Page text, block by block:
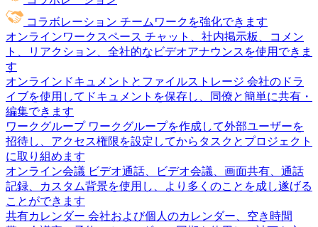
コラボレーション チームワークを強化できます
オンラインワークスペース チャット、社内掲示板、コメン
ト、リアクション、全社的なビデオアナウンスを使用できま
す
オンラインドキュメントとファイルストレージ 会社のドラ
イブを使用してドキュメントを保存し、同僚と簡単に共有・
編集できます
ワークグループ ワークグループを作成して外部ユーザーを
招待し、アクセス権限を設定してからタスクとプロジェクト
に取り組めます
オンライン会議 ビデオ通話、ビデオ会議、画面共有、通話
記録、カスタム背景を使用し、より多くのことを成し遂げる
ことができます
共有カレンダー 会社および個人のカレンダー、空き時間